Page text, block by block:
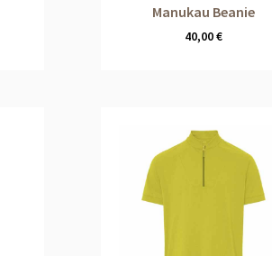
Manukau Beanie
40,00€